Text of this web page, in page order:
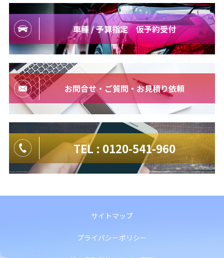
車種 / 予算指定 仮予約受付
お問合せ・ご質問・お見積り依頼
TEL : 0120-541-960
サイトマップ
プライバシーポリシー